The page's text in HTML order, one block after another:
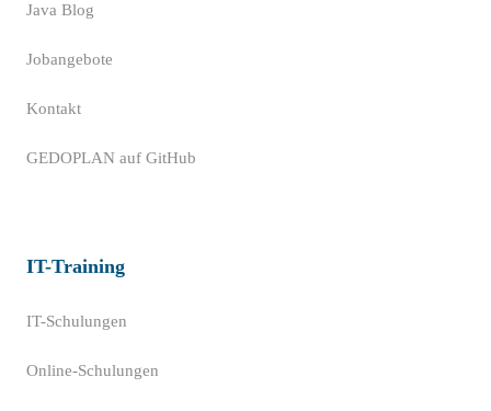
Java Blog
Jobangebote
Kontakt
GEDOPLAN auf GitHub
IT-Training
IT-Schulungen
Online-Schulungen